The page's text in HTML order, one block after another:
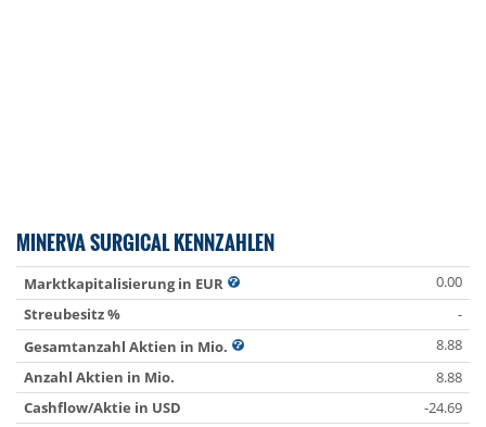
MINERVA SURGICAL KENNZAHLEN
Marktkapitalisierung in EUR
0.00
Streubesitz %
-
Gesamtanzahl Aktien in Mio.
8.88
Anzahl Aktien in Mio.
8.88
Cashflow/Aktie in USD
-24.69